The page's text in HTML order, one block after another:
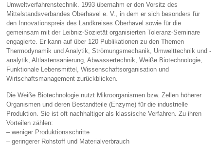
Umweltverfahrenstechnik. 1993 übernahm er den Vorsitz des
Mittelstandsverbandes Oberhavel e. V., in dem er sich besonders für
den Innovationspreis des Landkreises Oberhavel sowie für die
gemeinsam mit der Leibniz-Sozietät organisierten Toleranz-Seminare
engagierte. Er kann auf über 120 Publikationen zu den Themen
Thermodynamik und Analytik, Strömungsmechanik, Umwelttechnik und -
analytik, Altlastensanierung, Abwassertechnik, Weiße Biotechnologie,
Funktionale Lebensmittel, Wissenschaftsorganisation und
Wirtschaftsmanagement zurückblicken.
Die Weiße Biotechnologie nutzt Mikroorganismen bzw. Zellen höherer
Organismen und deren Bestandteile (Enzyme) für die industrielle
Produktion. Sie ist oft nachhaltiger als klassische Verfahren. Zu ihren
Vorteilen zählen:
– weniger Produktionsschritte
– geringerer Rohstoff und Materialverbrauch